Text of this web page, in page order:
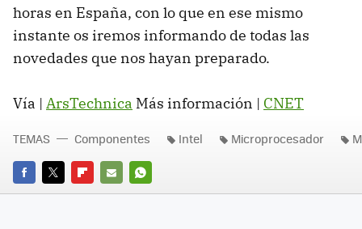
horas en España, con lo que en ese mismo
instante os iremos informando de todas las
novedades que nos hayan preparado.
Vía | ArsTechnica Más información | CNET
FACEBOOK
TWITTERFLIPBOARD
E-
WHATSAPP
TEMAS Componentes Intel Microprocesador